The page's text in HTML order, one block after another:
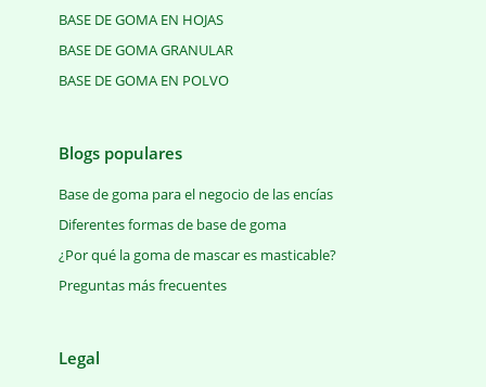
BASE DE GOMA EN HOJAS
BASE DE GOMA GRANULAR
BASE DE GOMA EN POLVO
Blogs populares
Base de goma para el negocio de las encías
Diferentes formas de base de goma
¿Por qué la goma de mascar es masticable?
Preguntas más frecuentes
Legal